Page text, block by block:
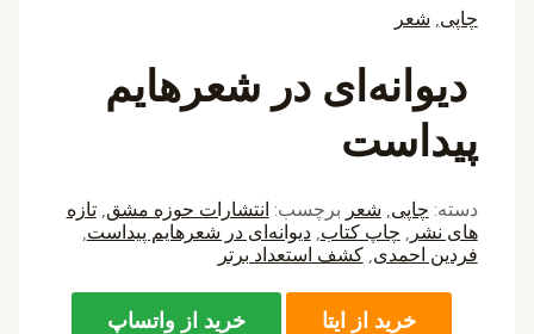
چاپی, شعر
دیوانه‌ای در شعرهایم
پیداست
دسته: چاپی شعر برچسب: انتشارات حوزه مشق ,تازه
های نشر
چاپ کتاب ,دیوانه‌ای در شعرهایم پیداست
فردین احمدی ,کشف استعداد برتر
خرید از ایتا خرید از واتساپ